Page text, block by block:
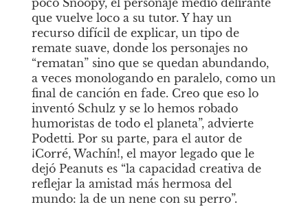
poco Snoopy, el personaje medio delirante
que vuelve loco a su tutor. Y hay un
recurso difícil de explicar, un tipo de
remate suave, donde los personajes no
“rematan” sino que se quedan abundando,
a veces monologando en paralelo, como un
final de canción en fade. Creo que eso lo
inventó Schulz y se lo hemos robado
humoristas de todo el planeta”, advierte
Podetti. Por su parte, para el autor de
¡Corré, Wachín!, el mayor legado que le
dejó Peanuts es “la capacidad creativa de
reflejar la amistad más hermosa del
mundo: la de un nene con su perro”.